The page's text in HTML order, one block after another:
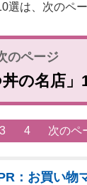
は、次のペ
丼の名店
3 4 次のペ
：お買い